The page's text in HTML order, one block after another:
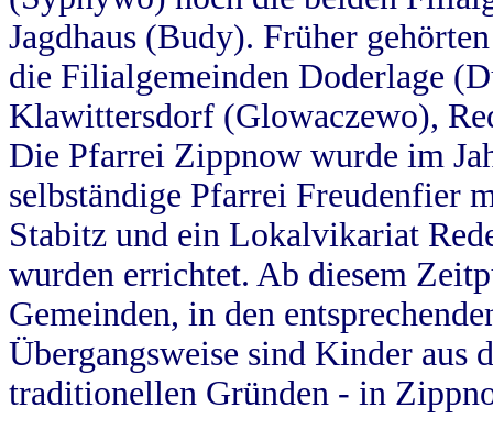
Jagdhaus (Budy). Früher
die Filialgemeinden Doderlage
Klawittersdorf (Glowaczewo),
Die Pfarrei Zippnow wurde im
selbständige Pfarrei Freudenfier
Stabitz und ein Lokalvikariat
wurden errichtet. Ab diesem
Gemeinden, in den
Übergangsweise sind Kinder aus
traditionellen Gründen - in